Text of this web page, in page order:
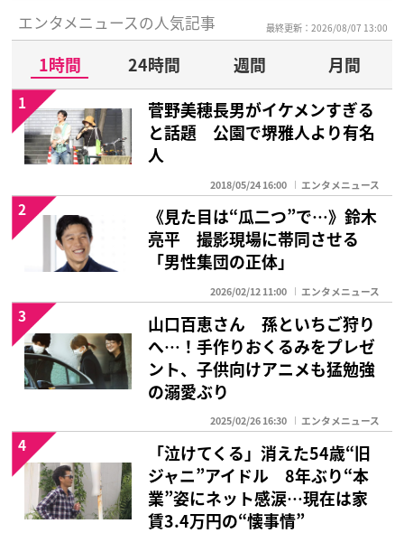
エンタメニュースの人気記事 最終更新：2026/08/07 13:00
1時間 24時間 週間
月間
菅野美穂長男がイケメンすぎる
と話題 公園で堺雅人より有名
人
2018/05/24 16:00 エンタメニュース
1
《見た目は“瓜二つ”で…》鈴木
亮平 撮影現場に帯同させる
「男性集団の正体」
2026/02/12 11:00 エンタメニュース
2
山口百恵さん 孫といちご狩り
へ…！手作りおくるみをプレゼ
ント、子供向けアニメも猛勉強
の溺愛ぶり
2025/02/26 16:30 エンタメニュース
3
「泣けてくる」消えた54歳“旧
ジャニ”アイドル 8年ぶり“本
業”姿にネット感涙…現在は家
賃3.4万円の“懐事情”
4